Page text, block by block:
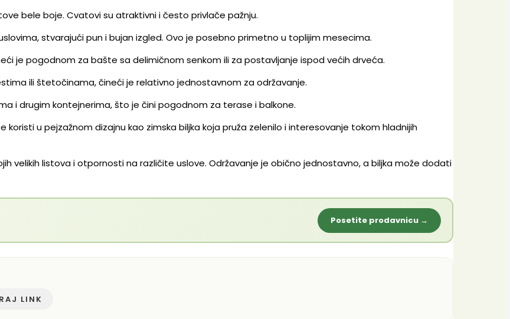
bele boje. Cvatovi su atraktivni i često privlače pažnju.
stvarajući pun i bujan izgled. Ovo je posebno primetno u toplijim mesecima.
je pogodnom za bašte sa delimičnom senkom ili za postavljanje ispod većih drveća.
ili štetočinama, čineći je relativno jednostavnom za održavanje.
i drugim kontejnerima, što je čini pogodnom za terase i balkone.
koristi u pejzažnom dizajnu kao zimska biljka koja pruža zelenilo i interesovanje tokom hladnijih
velikih listova i otpornosti na različite uslove. Održavanje je obično jednostavno, a biljka može dodati
Posetite prodavnicu →
LINK